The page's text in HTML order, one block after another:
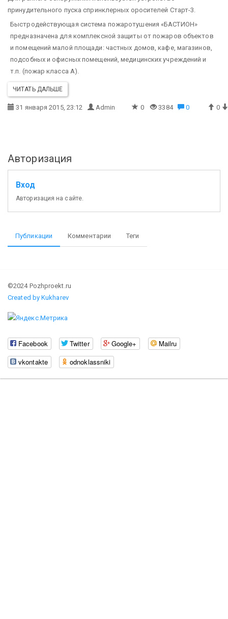
принудительного пуска спринклерных оросителей Старт-3.
Быстродействующая система пожаротушения «БАСТИОН»
предназначена для комплексной защиты от пожаров объектов
и помещений малой площади: частных домов, кафе, магазинов,
подсобных и офисных помещений, медицинских учреждений и
т.п. (пожар класса А).
ЧИТАТЬ ДАЛЬШЕ
31 января 2015, 23:12 Admin 0 3384 0 0
Авторизация
Вход
Авторизация на сайте.
Публикации Комментарии Теги
©2024 Pozhproekt.ru
Created by Kukharev
Facebook Twitter Google+
Mailru
vkontakte
odnoklassniki